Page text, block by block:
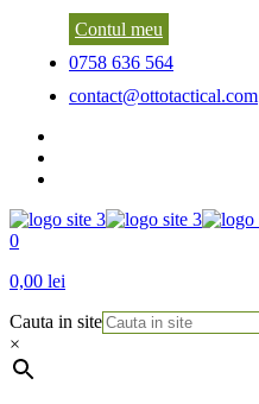
Contul meu
0758 636 564
contact@ottotactical.com
0
0,00 lei
Cauta in site
×